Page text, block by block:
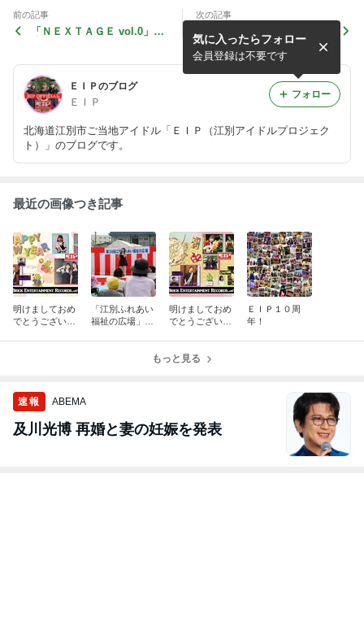
前の記事
「ＮＥＸＴＡＧＥ vol.0」出
次の記事
今週のイベント～5/3,4,5,8～
ＥＩＰのブログ
ＥＩＰ
北海道江別市ご当地アイドル「ＥＩＰ（江別アイドルプロジェク
ト）」のブログです。
気に入ったらフォロー
会員登録は不要です
フォロー
最近の画像つき記事
明けましておめ
でとうございま
「江別ふれあい
福祉の広場」出
明けましておめ
でとうございま
ＥＩＰ１０周
年！
もっと見る
速報 ABEMA
及川光博 再婚と妻の妊娠を発表